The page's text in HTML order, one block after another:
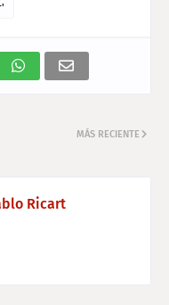
MÁS RECIENTE
Ricart